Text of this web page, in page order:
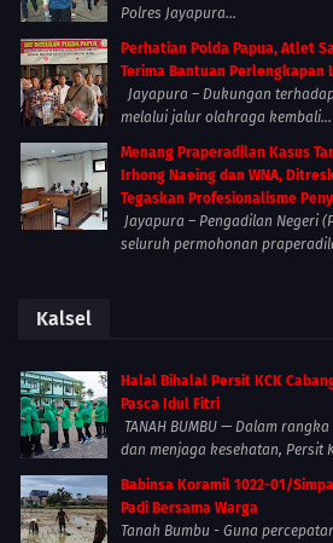
Polres Jayapura...
Perhatian Polda Papua, Atlet
Terima Bantuan Perlengkapan
Jayapura – Dukungan
melalui jalur olahraga kembali...
Menang Praperadilan Kasus
Irhong Naeing dan WNA,
Tegaskan Profesionalisme
Jayapura – Pengadilan Negeri
seluruh permohonan
Kalsel
Halal Bihalal Persit KCK
Pasca Idul Fitri
TANAH BUMBU — Dalam
dan menjaga kesehatan, Persit
Babinsa Koramil 1022-01/
Padi Bersama Warga
Tanah Bumbu - Guna